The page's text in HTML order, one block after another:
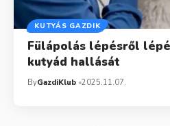
KUTYÁS GAZDIK
Fülápolás lépésről
kutyád hallását
ByGazdiKlub 2025.11.07.